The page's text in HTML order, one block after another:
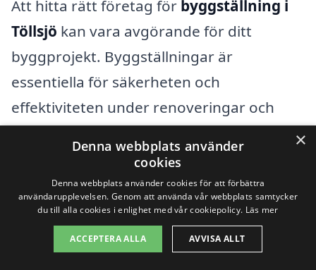
Att hitta rätt företag för byggställning i
Töllsjö kan vara avgörande för ditt
byggprojekt. Byggställningar är
essentiella för säkerheten och
effektiviteten under renoveringar och
byggarbeten. Genom att använda vår
plattform, xn--byggstllning-pris-vqb.se,
kan du enkelt jämföra erbjudanden från
lokala företag specialiserade på
byggställningar.
×
Denna webbplats använder
cookies
Denna webbplats använder cookies för att förbättra
användarupplevelsen. Genom att använda vår webbplats samtycker
du till alla cookies i enlighet med vår cookiepolicy. Läs mer
ACCEPTERA ALLA AVVISA ALLT